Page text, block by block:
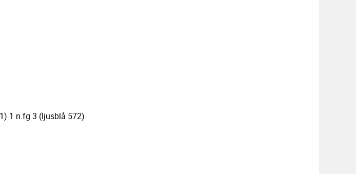
1 n.fg 3 (ljusblå 572)